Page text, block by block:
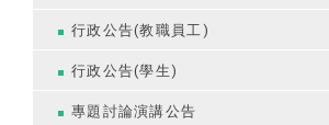
行政公告(教職員工)
行政公告(學生)
專題討論演講公告